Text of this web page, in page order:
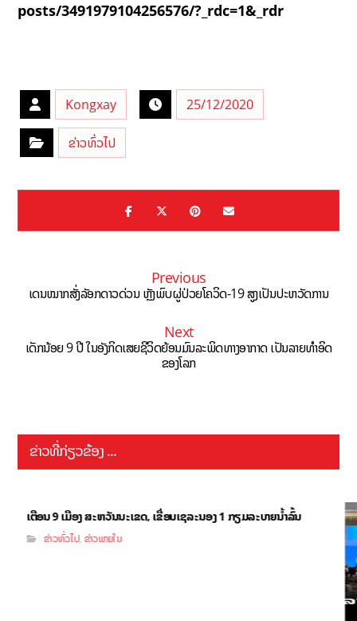
posts/3491979104256576/?_rdc=1&_rdr
Kongxay 25/12/2020
ຂ່າວທົ່ວໄປ
Previous
ເດນໝາກສັ່ງລັອກດາວດ່ວນ ຫຼັງພົບຜູ່ປ່ວຍໂຄວິດ-19 ສູງເປັນປະຫວັດການ
Next
ເດັກນ້ອຍ 9 ປີ ໃນອັງກິດເສຍຊີວິດຍ້ອນມົນລະພິດທາງອາກາດ ເປັນລາຍທຳອິດ
ຂອງໂລກ
ຂ່າວທີ່ກ່ຽວຂ້ອງ ...
ເຕືອນ 9 ເມືອງ ສະຫວັນນະເຂດ, ເຂື່ອນເຊລະນອງ 1 ກຽມລະບາຍນ້ຳລົ້ນ
ຂ່າວທົ່ວໄປ, ຂ່າວພາຍໃນ